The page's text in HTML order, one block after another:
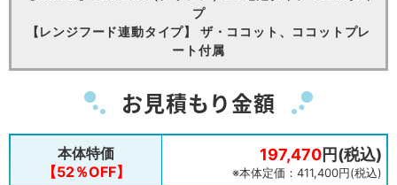
プ
【レンジフード連動タイプ】 ザ・ココット、ココットプレ
ート付属
お見積もり金額
本体特価
【52％OFF】
197,470円(税込)
※本体定価：411,400円(税込)